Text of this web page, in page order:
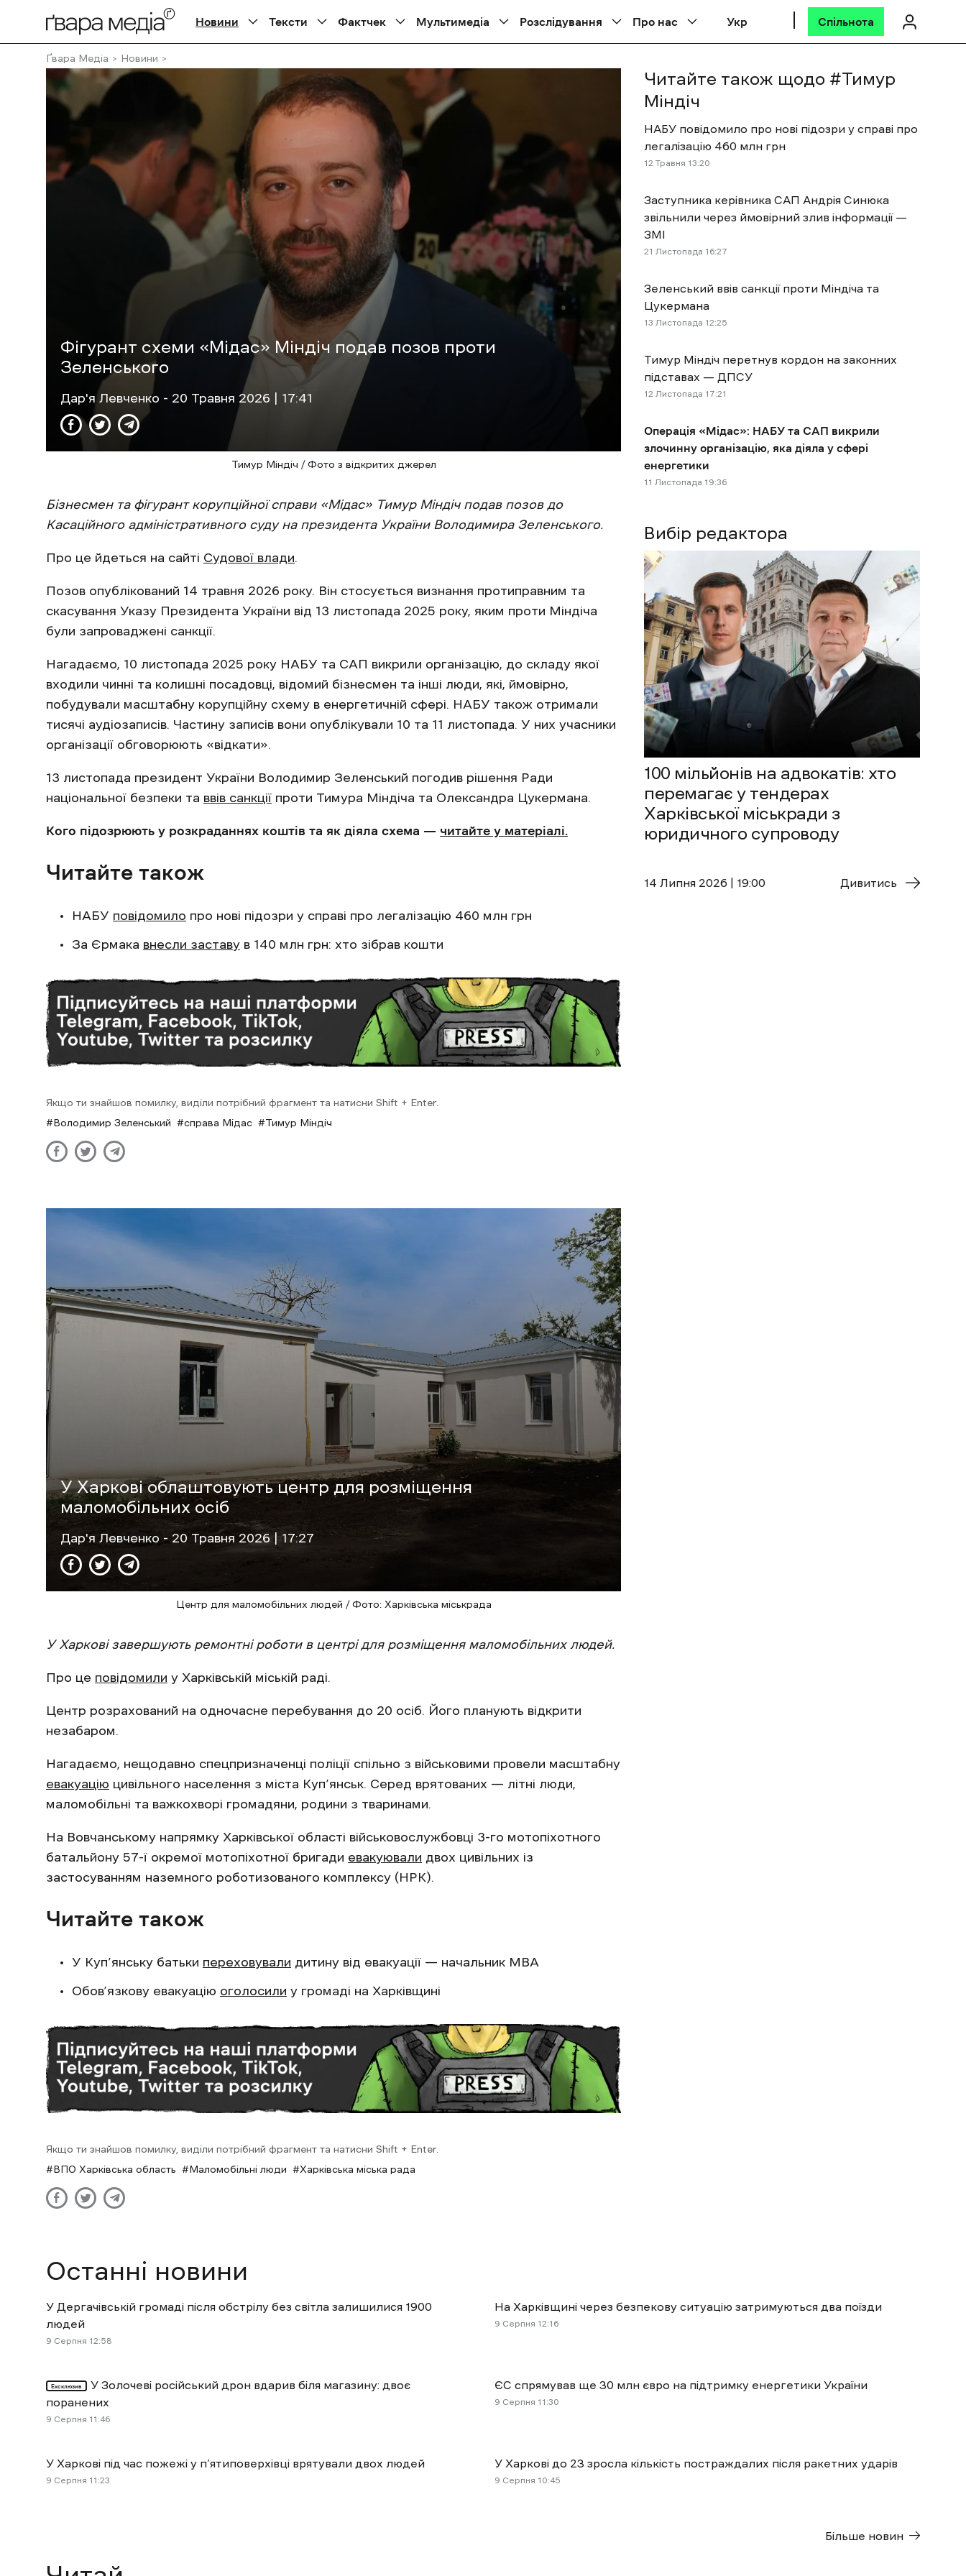
Новини Тексти Фактчек Мультимедіа Розслідування Про нас Укр Спільнота
Ґвара Медіа Новини
Фігурант схеми «Мідас» Міндіч подав позов проти
Зеленського
Дар'я Левченко - 20 Травня 2026 | 17:41
Тимур Міндіч / Фото з відкритих джерел
Бізнесмен та фігурант корупційної справи «Мідас» Тимур Міндіч подав позов до
Касаційного адміністративного суду на президента України Володимира Зеленського.
Про це йдеться на сайті Судової влади.
Позов опублікований 14 травня 2026 року. Він стосується визнання протиправним та
скасування Указу Президента України від 13 листопада 2025 року, яким проти Міндіча
були запроваджені санкції.
Нагадаємо, 10 листопада 2025 року НАБУ та САП викрили організацію, до складу якої
входили чинні та колишні посадовці, відомий бізнесмен та інші люди, які, ймовірно,
побудували масштабну корупційну схему в енергетичній сфері. НАБУ також отримали
тисячі аудіозаписів. Частину записів вони опублікували 10 та 11 листопада. У них учасники
організації обговорюють «відкати».
13 листопада президент України Володимир Зеленський погодив рішення Ради
національної безпеки та ввів санкції проти Тимура Міндіча та Олександра Цукермана.
Кого підозрюють у розкраданнях коштів та як діяла схема — читайте у матеріалі.
Читайте також
НАБУ повідомило про нові підозри у справі про легалізацію 460 млн грн
За Єрмака внесли заставу в 140 млн грн: хто зібрав кошти
Якщо ти знайшов помилку, виділи потрібний фрагмент та натисни Shift + Enter.
Володимир Зеленський
справа Мідас Тимур Міндіч
У Харкові облаштовують центр для розміщення
маломобільних осіб
Дар'я Левченко - 20 Травня 2026 | 17:27
Центр для маломобільних людей / Фото: Харківська міськрада
У Харкові завершують ремонтні роботи в центрі для розміщення маломобільних людей.
Про це повідомили у Харківській міській раді.
Центр розрахований на одночасне перебування до 20 осіб. Його планують відкрити
незабаром.
Нагадаємо, нещодавно спецпризначенці поліції спільно з військовими провели масштабну
евакуацію цивільного населення з міста Куп’янськ. Серед врятованих — літні люди,
маломобільні та важкохворі громадяни, родини з тваринами.
На Вовчанському напрямку Харківської області військовослужбовці 3-го мотопіхотного
батальйону 57-ї окремої мотопіхотної бригади евакуювали двох цивільних із
застосуванням наземного роботизованого комплексу (НРК).
Читайте також
У Куп’янську батьки переховували дитину від евакуації — начальник МВА
Обов’язкову евакуацію оголосили у громаді на Харківщині
Якщо ти знайшов помилку, виділи потрібний фрагмент та натисни Shift + Enter.
ВПО Харківська область
Маломобільні люди Харківська міська рада
Вибір редактора
100 мільйонів на адвокатів: хто
перемагає у тендерах
Харківської міськради з
юридичного супроводу
14 Липня 2026 | 19:00 Дивитись
Читайте також щодо #Тимур
Міндіч
НАБУ повідомило про нові підозри у справі про
легалізацію 460 млн грн
12 Травня 13:20
Заступника керівника САП Андрія Синюка
звільнили через ймовірний злив інформації —
ЗМІ
21 Листопада 16:27
Зеленський ввів санкції проти Міндіча та
Цукермана
13 Листопада 12:25
Тимур Міндіч перетнув кордон на законних
підставах — ДПСУ
12 Листопада 17:21
Операція «Мідас»: НАБУ та САП викрили
злочинну організацію, яка діяла у сфері
енергетики
11 Листопада 19:36
Останні новини
У Дергачівській громаді після обстрілу без світла залишилися 1900
людей
9 Cерпня 12:58
На Харківщині через безпекову ситуацію затримуються два поїзди
9 Cерпня 12:16
Ексклюзив
У Золочеві російський дрон вдарив біля магазину: двоє
поранених
9 Cерпня 11:46
ЄС спрямував ще 30 млн євро на підтримку енергетики України
9 Cерпня 11:30
У Харкові під час пожежі у п’ятиповерхівці врятували двох людей
9 Cерпня 11:23
У Харкові до 23 зросла кількість постраждалих після ракетних ударів
9 Cерпня 10:45
Більше новин